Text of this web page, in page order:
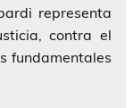
representa
contra el
fundamentales